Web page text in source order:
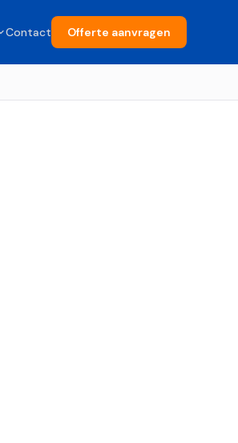
Contact Offerte aanvragen